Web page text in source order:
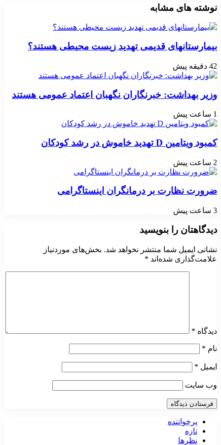
نوشته های مشابه
بیمارستانهای قدیمی تهدید زیست محیطی هستند؟
42 دقیقه پیش
وزیر بهداشت: خبرنگاران نگهبان اعتماد عمومی هستند
1 ساعت پیش
کمبود ویتامین D تهدید خاموش در رشد کودکان
2 ساعت پیش
ضرورت نظارت بر درمانگران اینستاگرامی
3 ساعت پیش
دیدگاهتان را بنویسید
نشانی ایمیل شما منتشر نخواهد شد. بخش‌های موردنیاز
علامت‌گذاری شده‌اند *
دیدگاه *
نام *
ایمیل *
وب‌ سایت
پرخواننده
تازه
نظرها